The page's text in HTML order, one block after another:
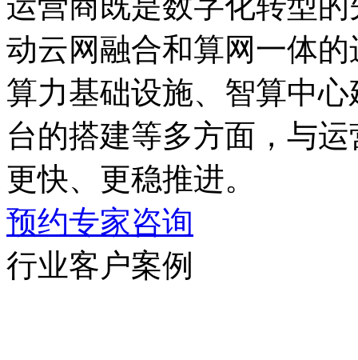
动云网融合和算网一体
算力基础设施、智算中
台的搭建等多方面，与
更快、更稳推进。
预约专家咨询
行业客户案例